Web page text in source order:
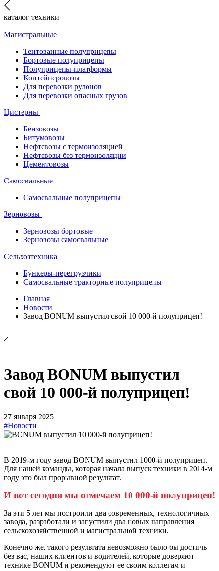
каталог техники
Магистральные
Тентованные полуприцепы
Бортовые полуприцепы
Полуприцепы-платформы
Контейнеровозы
Для перевозки рулонов
Для перевозки опасных грузов
Цистерны
Бензовозы
Битумовозы
Нефтевозы с термоизоляцией
Нефтевозы без термоизоляции
Цементовозы
Самосвальные
Самосвальные полуприцепы
Зерновозы
Зерновозы бортовые
Зерновозы самосвальные
Сельхозтехника
Бункеры-перегрузчики
Самосвальные тракторные полуприцепы
Главная
Новости
Завод BONUM выпустил свой 10 000-й полуприцеп!
Завод BONUM выпустил
свой 10 000-й полуприцеп!
27 января 2025
#Новости
В 2019-м году завод BONUM выпустил 1000-й полуприцеп.
Для нашей команды, которая начала выпуск техники в 2014-м
году это был прорывной результат.
И вот сегодня мы отмечаем 10 000-й полуприцеп!
За эти 5 лет мы построили два современных, технологичных
завода, разработали и запустили два новых направления
сельскохозяйственной и магистральной техники.
Конечно же, такого результата невозможно было бы достичь
без вас, наших клиентов и водителей, которые доверяют
технике BONUM и рекомендуют ее своим коллегам и